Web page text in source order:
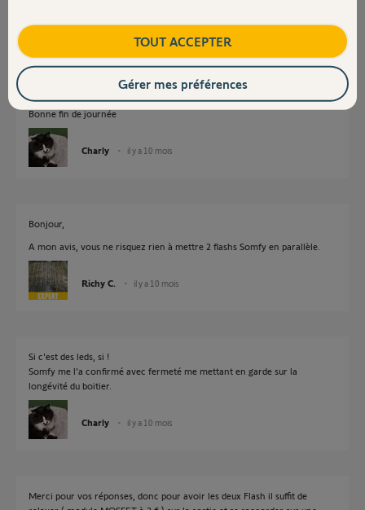
La puissance maxi à la sortie flash est de 15w.
Donc, 2 ampoules 10w c'est trop et 2 leds 10w c'est encore pire (P = x3
Bonne fin de journée
Charly il y a 10 mois
Bonjour,
A mon avis, vous ne risquez rien à mettre 2 flashs Somfy en parallèle.
Richy C. il y a 10 mois
Si c'est des leds, si !
Somfy me l'a confirmé avec fermeté me mettant en garde sur la
longévité du boitier.
Charly il y a 10 mois
Merci pour vos réponses, donc pour avoir les deux Flash il suffit de
TOUT ACCEPTER
Gérer mes préférences